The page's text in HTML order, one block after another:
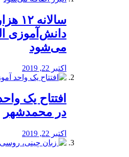
دانش‌آموزی
می‌شود
اکتبر 22, 2019
افتتاح یک
در محمدشهر
اکتبر 22, 2019